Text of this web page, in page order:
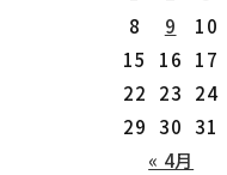
« 4月
8
9 10
15
16 17
22
23 24
29
30 31